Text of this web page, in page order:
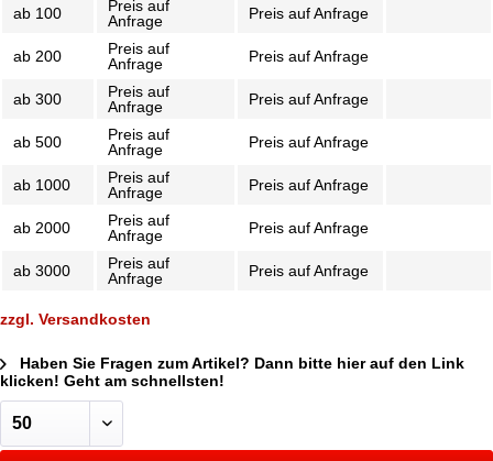
ab 100
Preis auf
Anfrage
Preis auf Anfrage
ab 200
Preis auf
Anfrage
Preis auf Anfrage
ab 300
Preis auf
Anfrage
Preis auf Anfrage
ab 500
Preis auf
Anfrage
Preis auf Anfrage
ab 1000
Preis auf
Anfrage
Preis auf Anfrage
ab 2000
Preis auf
Anfrage
Preis auf Anfrage
ab 3000
Preis auf
Anfrage
Preis auf Anfrage
zzgl. Versandkosten
Haben Sie Fragen zum Artikel? Dann bitte hier auf den Link
klicken! Geht am schnellsten!